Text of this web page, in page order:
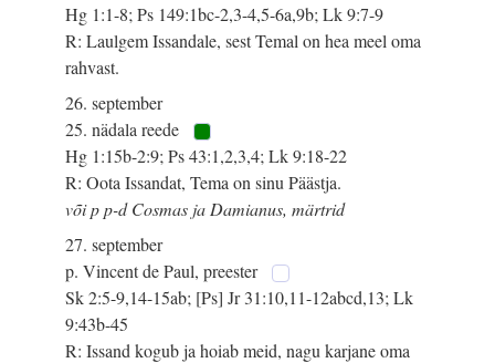
Hg 1:1-8; Ps 149:1bc-2,3-4,5-6a,9b; Lk 9:7-9
R: Laulgem Issandale, sest Temal on hea meel oma
rahvast.
26. september
25. nädala reede
Hg 1:15b-2:9; Ps 43:1,2,3,4; Lk 9:18-22
R: Oota Issandat, Tema on sinu Päästja.
või p p-d Cosmas ja Damianus, märtrid
27. september
p. Vincent de Paul, preester
Sk 2:5-9,14-15ab; [Ps] Jr 31:10,11-12abcd,13; Lk
9:43b-45
R: Issand kogub ja hoiab meid, nagu karjane oma